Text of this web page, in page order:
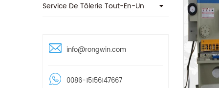
Service De Tôlerie Tout-En-Un
info@rongwin.com
0086-15156147667